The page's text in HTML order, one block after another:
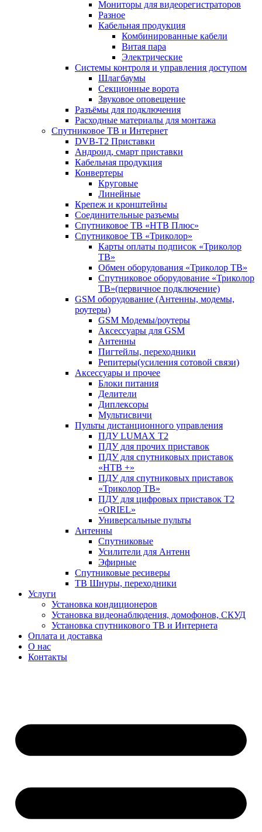
Мониторы для видеорегистраторов
Разное
Кабельная продукция
Комбинированные кабели
Витая пара
Электрические
Системы контроля и управления доступом
Шлагбаумы
Секционные ворота
Звуковое оповещение
Разъёмы для подключения
Расходные материалы для монтажа
Спутниковое ТВ и Интернет
DVB-Т2 Приставки
Андроид, смарт приставки
Кабельная продукция
Конвертеры
Круговые
Линейные
Крепеж и кронштейны
Соединительные разъемы
Спутниковое ТВ «НТВ Плюс»
Спутниковое ТВ «Триколор»
Карты оплаты подписок «Триколор
ТВ»
Обмен оборудования «Триколор ТВ»
Спутниковое оборудование «Триколор
ТВ»(первичное подключение)
GSM оборудование (Антенны, модемы,
роутеры)
GSM Модемы/роутеры
Аксессуары для GSM
Антенны
Пигтейлы, переходники
Репитеры(усиления сотовой связи)
Аксессуары и прочее
Блоки питания
Делители
Диплексоры
Мультисвичи
Пульты дистанционного управления
ПДУ LUMAX Т2
ПДУ для прочих приставок
ПДУ для спутниковых приставок
«НТВ +»
ПДУ для спутниковых приставок
«Триколор ТВ»
ПДУ для цифровых приставок Т2
«ORIEL»
Универсальные пульты
Антенны
Спутниковые
Усилители для Антенн
Эфирные
Спутниковые ресиверы
ТВ Шнуры, переходники
Услуги
Установка кондиционеров
Установка видеонаблюдения, домофонов, СКУД
Установка спутникового ТВ и Интернета
Оплата и доставка
О нас
Контакты